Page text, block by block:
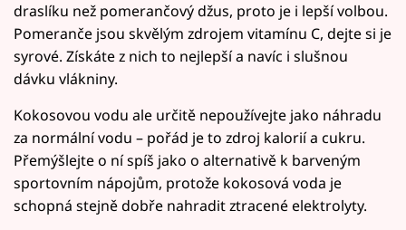
draslíku než pomerančový džus, proto je i lepší volbou.
Pomeranče jsou skvělým zdrojem vitamínu C, dejte si je
syrové. Získáte z nich to nejlepší a navíc i slušnou
dávku vlákniny.
Kokosovou vodu ale určitě nepoužívejte jako náhradu
za normální vodu – pořád je to zdroj kalorií a cukru.
Přemýšlejte o ní spíš jako o alternativě k barveným
sportovním nápojům, protože kokosová voda je
schopná stejně dobře nahradit ztracené elektrolyty.